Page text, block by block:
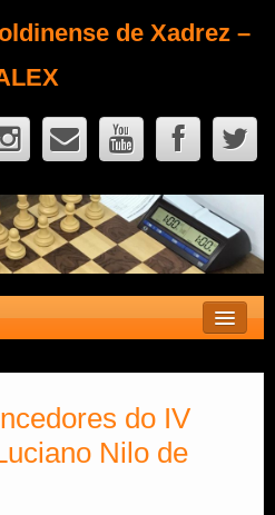
de Xadrez –
do IV
Nilo de